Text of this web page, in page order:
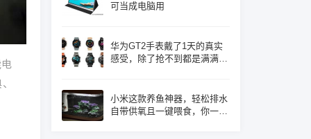
可当成电脑用
华为GT2手表戴了1天的真实
感受，除了抢不到都是满满的
小米这款养鱼神器，轻松排水
自带供氧且一键喂食，你一定